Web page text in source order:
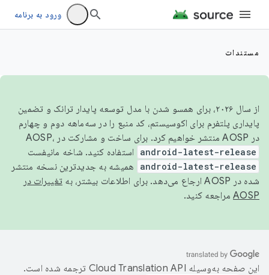
ورود به برنامه
مستندات
از سال ۲۰۲۶، برای همسو شدن با مدل توسعه پایدار ترانک و تضمین
پایداری پلتفرم برای اکوسیستم، کد منبع را در سه‌ماهه دوم و چهارم
در AOSP منتشر خواهیم کرد. برای ساخت و مشارکت در AOSP،
android-latest-release استفاده کنید. شاخه مانیفست
android-latest-release
همیشه به جدیدترین نسخه منتشر
شده در AOSP ارجاع می‌دهد. برای اطلاعات بیشتر، به
تغییرات در
AOSP مراجعه کنید.
این صفحه به‌وسیله ترجمه شده است.